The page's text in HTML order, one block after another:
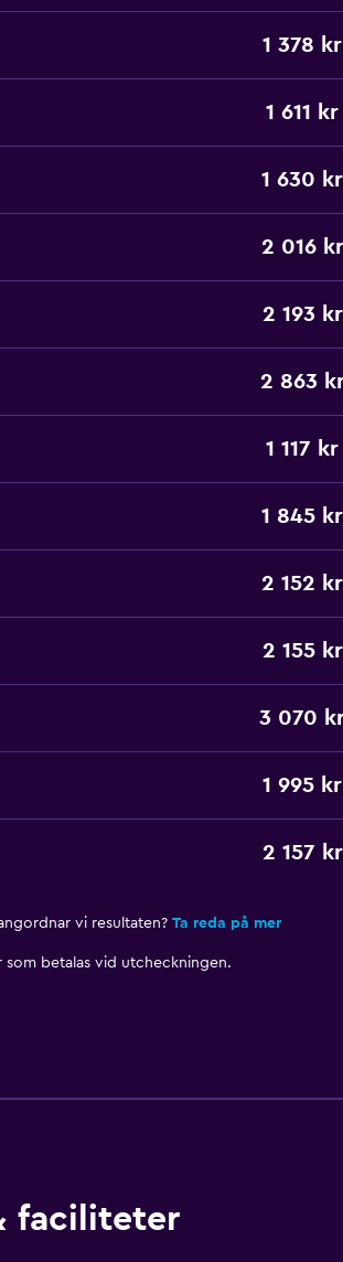
1 378 kr
1 611 kr
1 630 kr
2 016 kr
2 193 kr
2 863
1 117 kr
1 845 kr
2 152 kr
2 155 kr
3 070
1 995 kr
2 157 kr
vi resultaten? Ta reda på mer
som betalas vid utcheckningen.
faciliteter